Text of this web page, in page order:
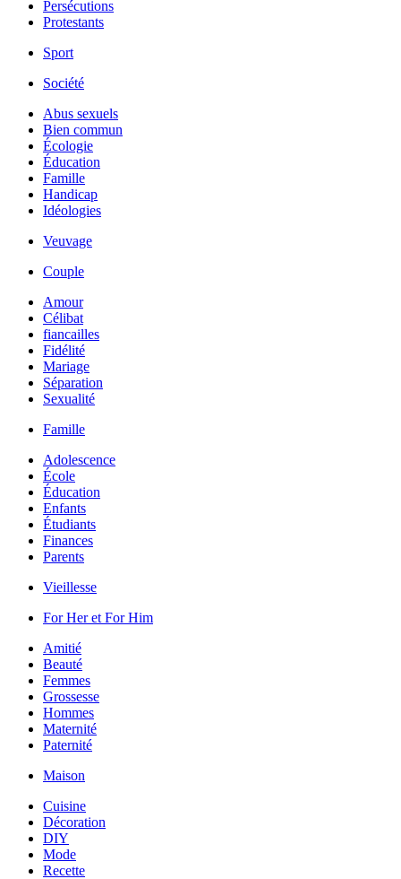
Persécutions
Protestants
Sport
Société
Abus sexuels
Bien commun
Écologie
Éducation
Famille
Handicap
Idéologies
Veuvage
Couple
Amour
Célibat
fiancailles
Fidélité
Mariage
Séparation
Sexualité
Famille
Adolescence
École
Éducation
Enfants
Étudiants
Finances
Parents
Vieillesse
For Her et For Him
Amitié
Beauté
Femmes
Grossesse
Hommes
Maternité
Paternité
Maison
Cuisine
Décoration
DIY
Mode
Recette